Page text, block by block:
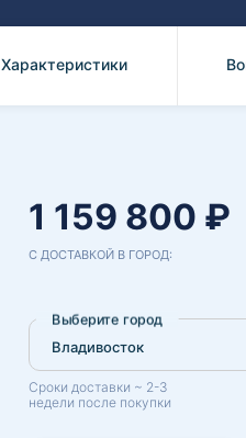
Характеристики
1 159 800 ₽
С ДОСТАВКОЙ В ГОРОД:
Выберите город
Сроки доставки ~ 2-3
недели после покупки